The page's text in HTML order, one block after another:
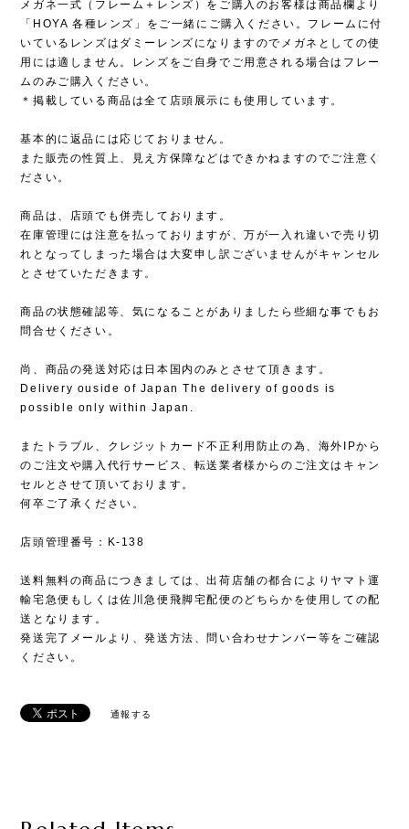
メガネ一式（フレーム＋レンズ）をご購入のお客様は商品欄より
「HOYA 各種レンズ」をご一緒にご購入ください。フレームに付
いているレンズはダミーレンズになりますのでメガネとしての使
用には適しません。レンズをご自身でご用意される場合はフレー
ムのみご購入ください。
＊掲載している商品は全て店頭展示にも使用しています。
基本的に返品には応じておりません。
また販売の性質上、見え方保障などはできかねますのでご注意く
ださい。
商品は、店頭でも併売しております。
在庫管理には注意を払っておりますが、万が一入れ違いで売り切
れとなってしまった場合は大変申し訳ございませんがキャンセル
とさせていただきます。
商品の状態確認等、気になることがありましたら些細な事でもお
問合せください。
尚、商品の発送対応は日本国内のみとさせて頂きます。
Delivery ouside of Japan The delivery of goods is
possible only within Japan.
またトラブル、クレジットカード不正利用防止の為、海外IPから
のご注文や購入代行サービス、転送業者様からのご注文はキャン
セルとさせて頂いております。
何卒ご了承ください。
店頭管理番号：K-138
送料無料の商品につきましては、出荷店舗の都合によりヤマト運
輸宅急便もしくは佐川急便飛脚宅配便のどちらかを使用しての配
送となります。
発送完了メールより、発送方法、問い合わせナンバー等をご確認
ください。
通報する